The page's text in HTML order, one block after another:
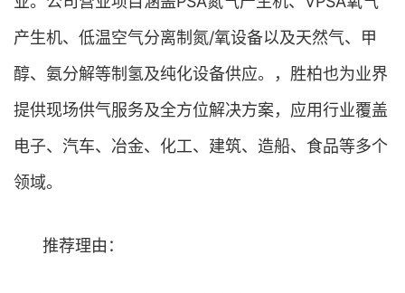
产生机、低温空气分离制氮/氧设备以及天然气、甲
醇、氨分解等制氢及纯化设备供应。，胜柏也为业界
提供现场供气服务及全方位解决方案，应用行业覆盖
电子、汽车、冶金、化工、建筑、造船、食品等多个
领域。
推荐理由：